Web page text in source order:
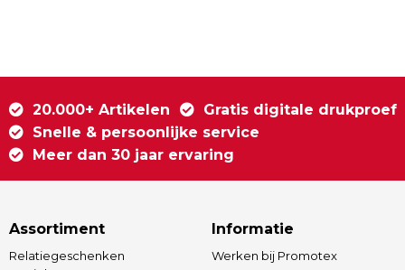
20.000+ Artikelen
Gratis digitale drukproef
Snelle & persoonlijke service
Meer dan 30 jaar ervaring
Assortiment
Relatiegeschenken
Informatie
Werken bij Promotex